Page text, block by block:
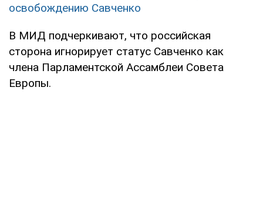
освобождению Савченко
В МИД подчеркивают, что российская
сторона игнорирует статус Савченко как
члена Парламентской Ассамблеи Совета
Европы.